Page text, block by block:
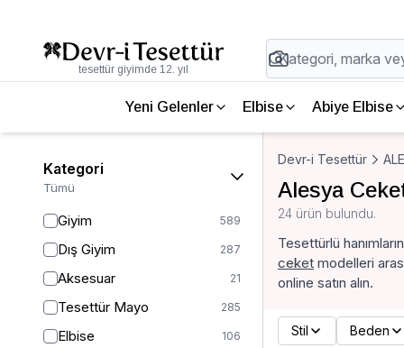
tesettür giyimde 12. yıl
Yeni Gelenler Elbise Abiye Elbise
Kategori
Tümü
Giyim 589
Dış Giyim 287
Aksesuar 21
Tesettür Mayo 285
Elbise 106
Devr-i Tesettür
Alesya
24 ürün bulundu.
Tesettürlü
ceket modelleri
online satın alın.
Stil Beden